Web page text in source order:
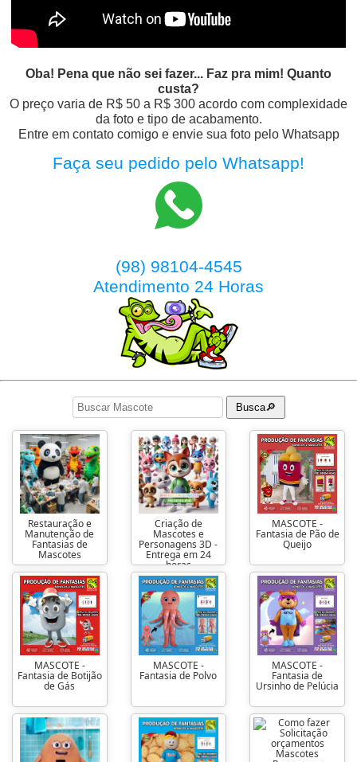
Oba! Pena que não sei fazer... Faz pra mim! Quanto
custa?
O preço varia de R$ 50 a R$ 300 acordo com complexidade
da foto e tipo de acabamento.
Entre em contato comigo e envie sua foto pelo Whatsapp
Faça seu pedido pelo Whatsapp!
(98) 98104-4545
Atendimento 24 Horas
Busca🔎
Restauração e
Manutenção de
Fantasias de
Mascotes
Criação de
Mascotes e
Personagens 3D -
Entrega em 24
horas
MASCOTE -
Fantasia de Pão de
Queijo
MASCOTE -
Fantasia de Botijão
de Gás
MASCOTE -
Fantasia de Polvo
MASCOTE -
Fantasia de
Ursinho de Pelúcia